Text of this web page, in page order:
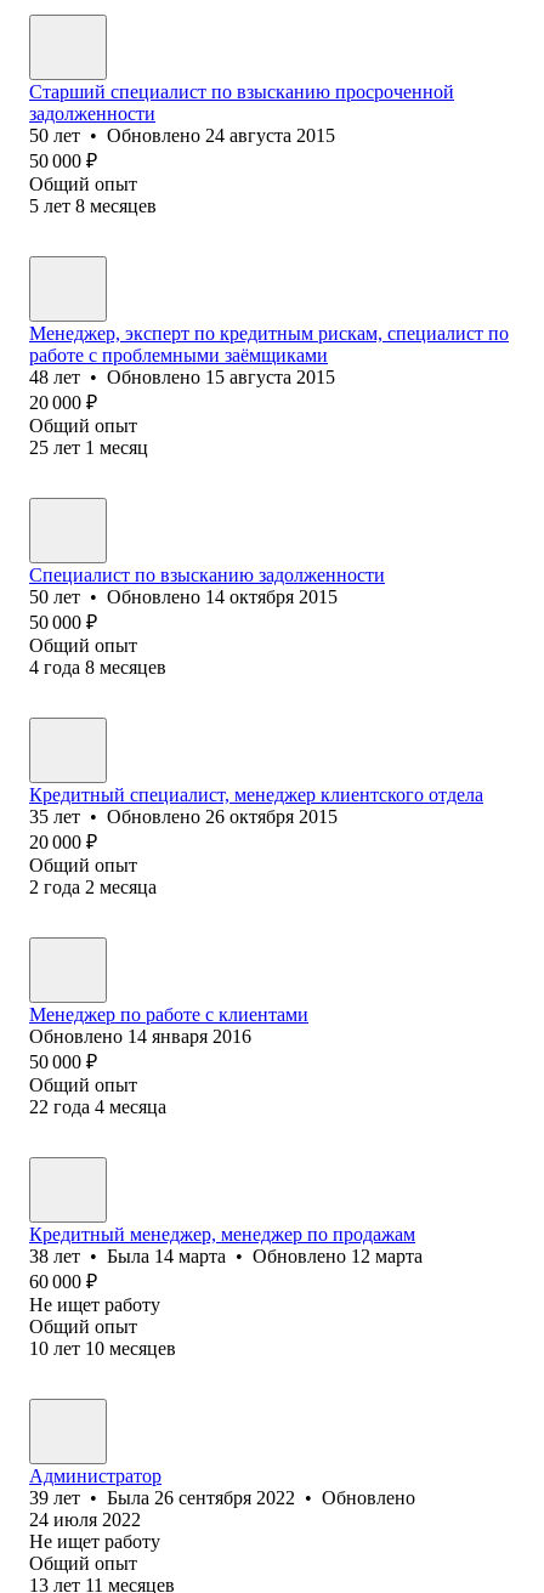
Старший специалист по взысканию просроченной
задолженности
50 лет • Обновлено 24 августа 2015
50 000 ₽
Общий опыт
5 лет 8 месяцев
Менеджер, эксперт по кредитным рискам, специалист по
работе с проблемными заёмщиками
48 лет • Обновлено 15 августа 2015
20 000 ₽
Общий опыт
25 лет 1 месяц
Специалист по взысканию задолженности
50 лет • Обновлено 14 октября 2015
50 000 ₽
Общий опыт
4 года 8 месяцев
Кредитный специалист, менеджер клиентского отдела
35 лет • Обновлено 26 октября 2015
20 000 ₽
Общий опыт
2 года 2 месяца
Менеджер по работе с клиентами
Обновлено 14 января 2016
50 000 ₽
Общий опыт
22 года 4 месяца
Кредитный менеджер, менеджер по продажам
38 лет • Была 14 марта • Обновлено 12 марта
60 000 ₽
Не ищет работу
Общий опыт
10 лет 10 месяцев
Администратор
39 лет • Была 26 сентября 2022 • Обновлено
24 июля 2022
Не ищет работу
Общий опыт
13 лет 11 месяцев